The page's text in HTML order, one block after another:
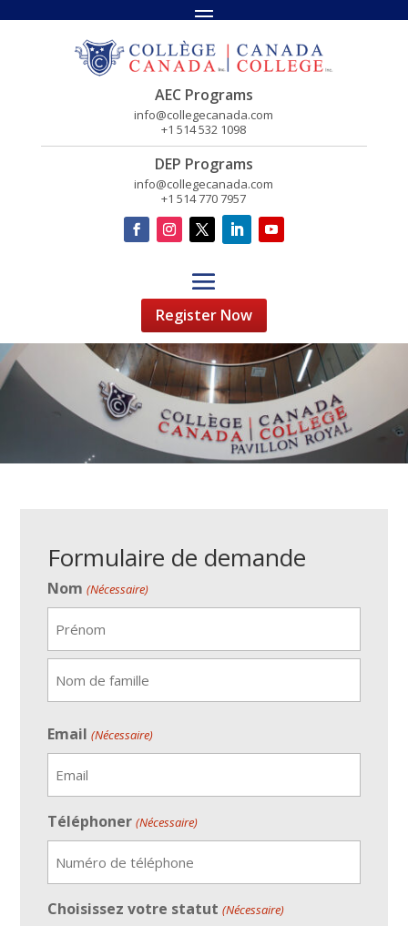
AEC Programs
info@collegecanada.com
+1 514 532 1098
DEP Programs
info@collegecanada.com
+1 514 770 7957
Register Now
Formulaire de demande
Nom (Nécessaire)
Prénom
de
famille
Email (Nécessaire)
Téléphoner (Nécessaire)
Choisissez votre statut (Nécessaire)